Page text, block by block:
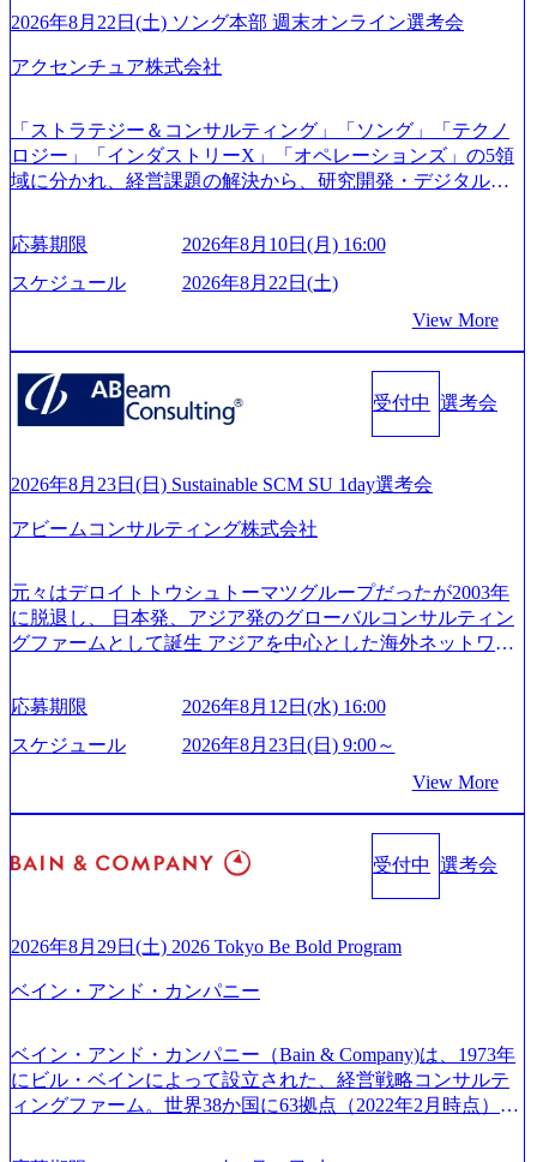
「外国人留学生等受入環境整備事業委託業務」を受託 (http
s://prtimes.jp/main/html/rd/p/000000612.000010591.html) レバレ
ジーズ、モチベーション管理システム「NALYSYS」リリー
m/@leveragesCh) レバレジーズで活躍するメンバー紹介！〜
管理職種編 〜 (https://www.youtube.com/watch?v=RETwZKac2
UI) レバレジーズで活躍するメンバー紹介！〜 営業職種編
来黒字を維持し、急成長中でありながら安定した事業を展
円を目指す日本にもなかなかないメガベンチャー。創業か
ら黒字経営。年間130%成長 https://storage.googleapis.com/our-
527843-d227-4df8-b86c-5587f843fdf6_1200x471.webp https://stor
age.googleapis.com/our-vision-production.appspot.com/public/imag
es/20251030164946_dc0888f6-0539-4887-84d7-34c8d8544226_1
200x666.webp 年間100億円規模の投資の元、10以上もの新規
能 社内転職が活発であり、多様なスキルを1社で身に着ける
ことが可能 事業開発・運用を内包かする「オールインハウ
ス」型の組織体。社内スカウトや社内公募制度を用いて主
165942_70f09968-1b27-43e6-b849-1cd107c4f488_1200x698.web
p ## 働き方／WLB／待遇 内装8億円超のかっこいいオフィ
スがあり、 働き甲斐のあるランキング、新卒注目ランキン
ため事業創造の自由度が高く、赤字事業でも投資して長期
的な成長を若手に任せられる環境 対面でのコミュニケーシ
ョンメリットを重視するため出社勤務。1日の労働時間平均
ア組織） 2026年8月22日(土) 10:00～最長16:00 2026年8月10
日(月) 16:00 ※応募者が定員を上回る場合は、厳正なる審査
の上参加者を決定させていただきます。ご了承ください。
● 当日の流れ 受付 → 会社説明会 → 面接(会社説明会終了
後、随時ご案内) ※全てリモートにて実施します。 ※参加
通常の選考フローと異なり、事前に適性検査をご受検いた
ションサーチになります。 ご経験やスキル、そして適性や
きます。 ※本求人はレバテック株式会社の雇用となりま
す。 ※案件によっては客先に出向いての作業も発生しま
す。 ＜ITコンサルタント＞ Webアプリケーション、SaaS系
2026年8月22日(土) ソング本部 週末オンライン選考会
アクセンチュア株式会社
「ストラテジー＆コンサルティング」「ソング」「テクノ
ロジー」「インダストリーX」「オペレーションズ」の5領
域に分かれ、経営課題の解決から、研究開発・デジタル・
グ領域からその実行的側面であるITサービスの提供まで一
貫して支援する総合系・IT系ファームである あらゆる産業
において非常に良質な顧客基盤を築いており、Fortune Globa
手掛けたプロジェクトは「ファーストリテイリングにおけ
るグローバル化」「資生堂グループのDX化支援」「ヴィヴ
ィアン・ウエストウッドの製品開発」など多岐にわたる コ
ンサルティング活動のみならず、2021年にはKDDIと合弁会
社「ARISE analytics」を設立し、人工知能とデータアナリテ
ジタル人材育成の支援も盛んに行う 採用資料 (https://www.ac
2/Accenture-Recruiting-Brochure.pdf#zoom=50) 女性の活躍につ
rs/corporate/document/women-brochure.pdf#zoom=50) 社員発信
のキャリアブログ (https://www.accenture.com/jp-ja/blogs/japan-
careers-blog) 江川社長が語る「105点経営」 (https://business.ni
kkei.com/atcl/gen/19/00604/021600008/) 規模拡大で成功する理
6218) 大手広告代理店出身者などマーケティングのトップ人
材が集結するワケ (https://markezine.jp/article/detail/45446) エン
ジニアからコンサルタントへ。会社に入って、何が変わっ
た？ (https://www.businessinsider.jp/post-288838) プラダ：ラグ
nture.com/jp-ja/case-studies/song/prada-luxury-product-customizati
on) 大正製薬：ITカーブアウト支援 (https://www.accenture.co
m/jp-ja/case-studies/consulting/taisho-pharmaceutical)（ストラテ
ジー & コンサルティング） ソフトバンク：初のオンライン
s://www.accenture.com/jp-ja/case-studies/communications-media/so
する「保安ネット」を構築。省庁DXの先進事例を実現 (http
ry-safety-network)（公共サービス） カルビー：SAP HANAの
導入で基幹システムを刷新 (https://www.accenture.com/jp-ja/ca
se-studies/consumer-goods-services/calbee)（消費財・サービ
応募期限
2026年8月10日(月) 16:00
スケジュール
2026年8月22日(土)
View More
受付中 選考会
2026年8月23日(日) Sustainable SCM SU 1day選考会
アビームコンサルティング株式会社
元々はデロイトトウシュトーマツグループだったが2003年
に脱退し、 日本発、アジア発のグローバルコンサルティン
グファームとして誕生 アジアを中心とした海外ネットワー
供している日系最大級の総合コンサルティングファーム
『Build Beyond As One ®.』をブランドメッセージに掲げ、
企業や組織の変革を通じて社会や産業の課題を解決し、未
確実な実現と社会的価値及び経済的価値の追求にも貢献 NE
Cとの戦略的資本提携も実現して、現在はNECのグループ会
シングなどの専門知識と、豊富な経験を持つ約6,000名を超
えるプロフェッショナルを有する 金融、製造、流通、エネ
トとしている SAP領域においては日本市場No.1を誇り、全
定コンサルタント資格を取得している また、日本国内企業
資格も保有、さまざまな業界・業種でのプロジェクト実績
と蓄積されたノウハウを基に独自の方法論やテンプレート
を開発し、それらを活用してお客様に最適なSAPコンサル
ティングサービスを提供する https://storage.googleapis.com/our
応募期限
2026年8月12日(水) 16:00
スケジュール
2026年8月23日(日) 9:00～
View More
受付中 選考会
2026年8月29日(土) 2026 Tokyo Be Bold Program
ベイン・アンド・カンパニー
ベイン・アンド・カンパニー（Bain & Company)は、1973年
にビル・ベインによって設立された、経営戦略コンサルテ
ィングファーム。世界38か国に63拠点（2022年2月時点）、
アントにお届けするのは単なるレポートではなく、『結